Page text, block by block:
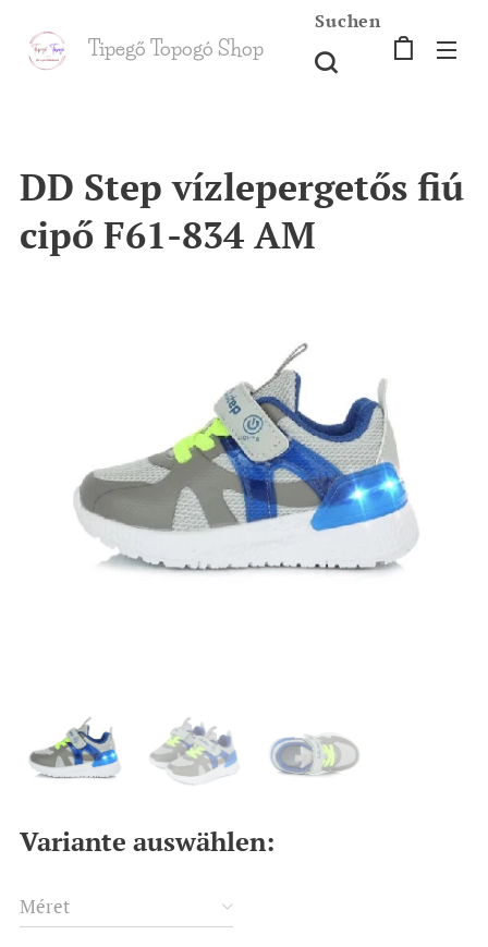
Tipegő Topogó Shop
Suchen
DD Step vízlepergetős fiú
cipő F61-834 AM
Variante auswählen:
Méret